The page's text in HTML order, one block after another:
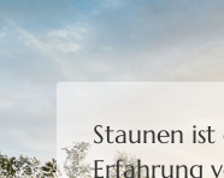
Staunen
Erfahrung